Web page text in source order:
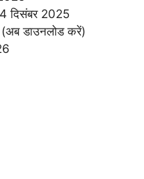
दिसंबर 2025
(अब डाउनलोड करें)